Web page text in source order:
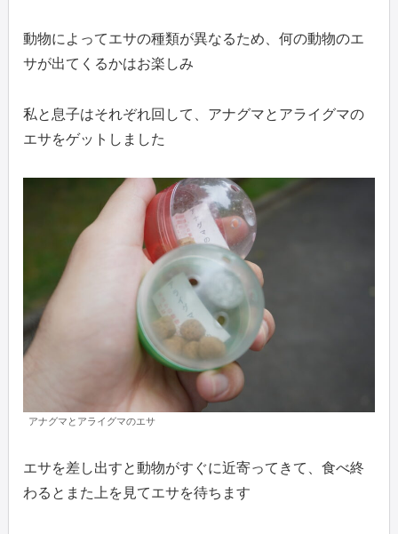
動物によってエサの種類が異なるため、何の動物のエ
サが出てくるかはお楽しみ
私と息子はそれぞれ回して、アナグマとアライグマの
エサをゲットしました
アナグマとアライグマのエサ
エサを差し出すと動物がすぐに近寄ってきて、食べ終
わるとまた上を見てエサを待ちます